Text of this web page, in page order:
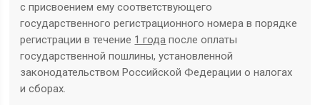
с присвоением ‎ему соответствующего
государственного регистрационного номера ‎в порядке
регистрации в течение 1 года после оплаты
государственной пошлины, установленной
законодательством Российской Федерации ‎о налогах
и сборах.